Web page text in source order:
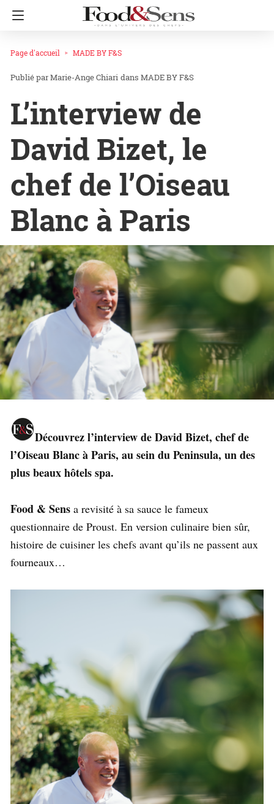
Page d'accueil MADE BY F&S
Marie-Ange Chiari dans MADE BY F&S
L’interview de
David Bizet, le
chef de l’Oiseau
Blanc à Paris
Découvrez l’interview de David Bizet, chef de
l’Oiseau Blanc à Paris, au sein du Peninsula, un des
plus beaux hôtels spa.
Food & Sens a revisité à sa sauce le fameux
questionnaire de Proust. En version culinaire bien sûr,
histoire de cuisiner les chefs avant qu’ils ne passent aux
fourneaux…